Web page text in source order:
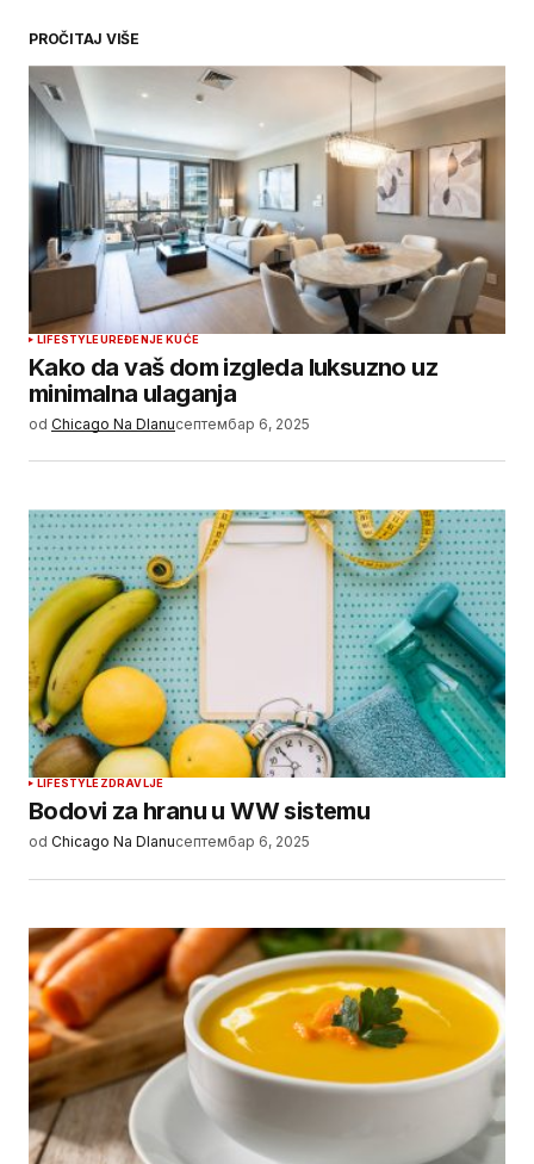
SUBMIT COMMENT
PROČITAJ VIŠE
LIFESTYLEUREĐENJE KUĆE
Kako da vaš dom izgleda luksuzno uz
minimalna ulaganja
od Chicago Na Dlanuсептембар 6, 2025
LIFESTYLEZDRAVLJE
Bodovi za hranu u WW sistemu
od Chicago Na Dlanuсептембар 6, 2025